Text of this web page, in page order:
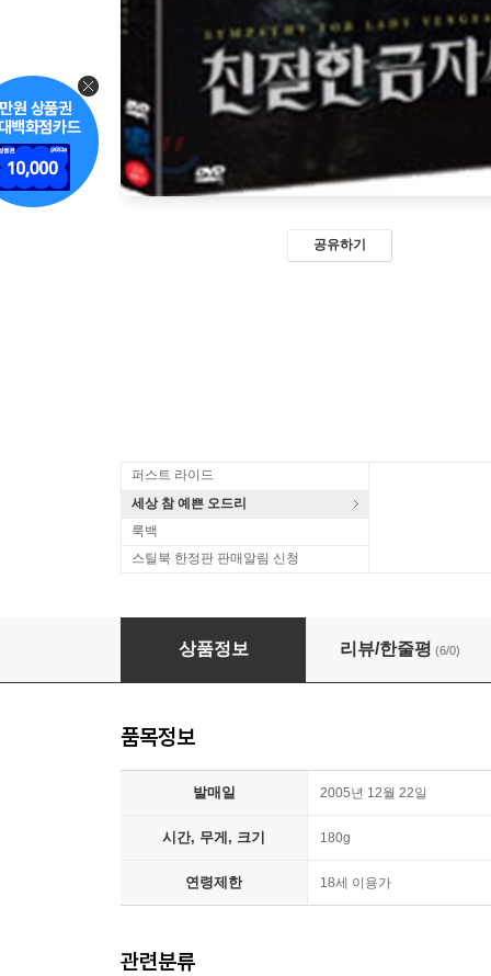
공유하기
퍼스트 라이드
세상 참 예쁜 오드리
룩백
스틸북 한정판 판매알림 신청
친절한 금자씨 (2Disc, 일반판)
상품정보 리뷰/한줄평 (6/0)
품목정보
발매일 2005년 12월 22일
시간, 무게, 크기 180g
연령제한 18세 이용가
관련분류